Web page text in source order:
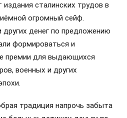
издания сталинских трудов в
огромный сейф.
других денег по предложению
формироваться и
премии для выдающихся
военных и других
традиция напрочь забыта